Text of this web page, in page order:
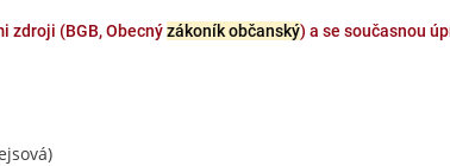
zdroji (BGB, Obecnýzákoník občanský) a se současnou